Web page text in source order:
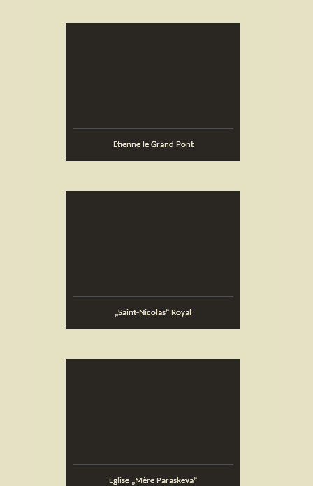
Etienne le Grand Pont
„Saint-Nicolas” Royal
Eglise „Mère Paraskeva”